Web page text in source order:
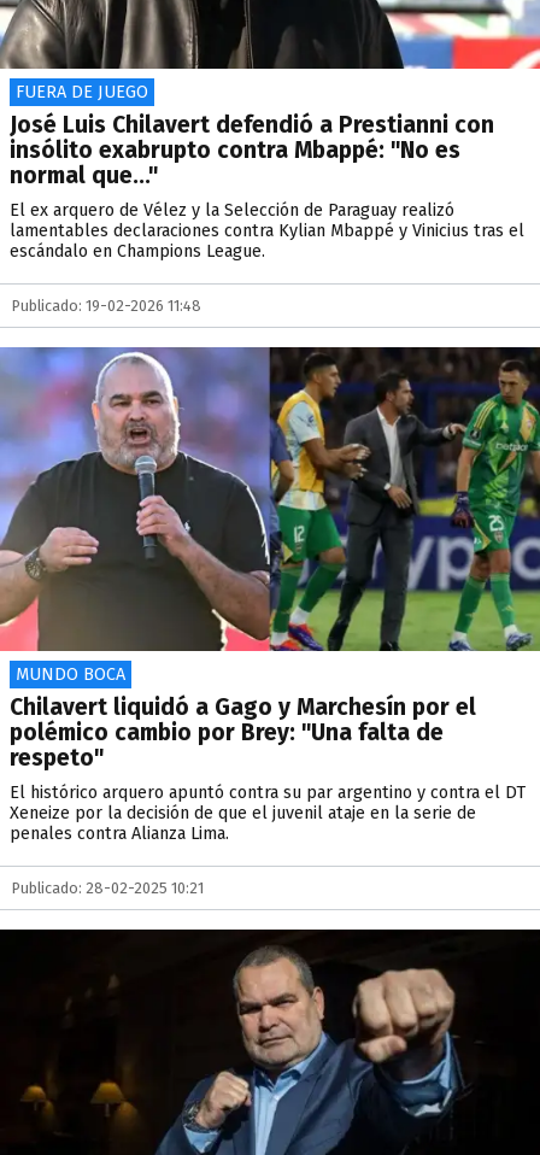
FUERA DE JUEGO
José Luis Chilavert defendió a Prestianni con
insólito exabrupto contra Mbappé: "No es
normal que..."
El ex arquero de Vélez y la Selección de Paraguay realizó
lamentables declaraciones contra Kylian Mbappé y Vinicius tras el
escándalo en Champions League.
Publicado: 19-02-2026 11:48
MUNDO BOCA
Chilavert liquidó a Gago y Marchesín por el
polémico cambio por Brey: "Una falta de
respeto"
El histórico arquero apuntó contra su par argentino y contra el DT
Xeneize por la decisión de que el juvenil ataje en la serie de
penales contra Alianza Lima.
Publicado: 28-02-2025 10:21